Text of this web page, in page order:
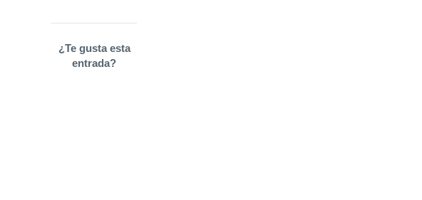
¿Te gusta esta
entrada?